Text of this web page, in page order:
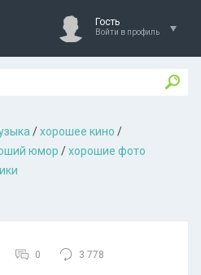
Гость
Войти в профиль
/хорошее кино /
юмор /хорошие фото
0
3 778